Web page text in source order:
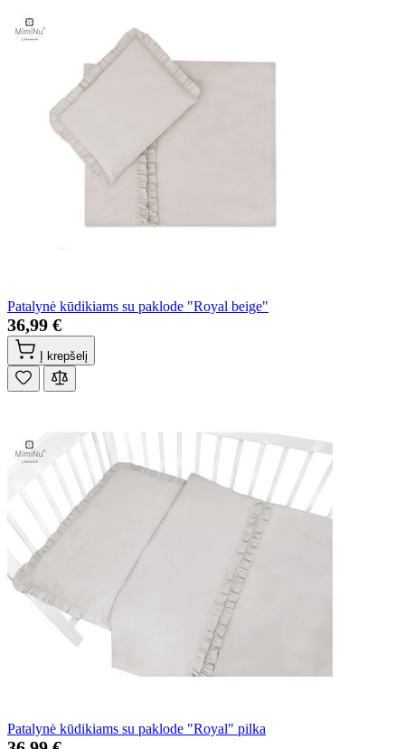
Patalynė kūdikiams su paklode "Royal beige"
36,99 €
Į krepšelį
Patalynė kūdikiams su paklode "Royal" pilka